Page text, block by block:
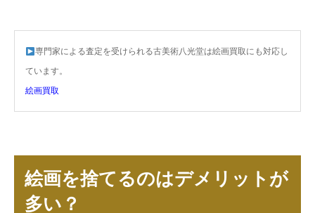
専門家による査定を受けられる古美術八光堂は絵画買取にも対応し
ています。
絵画買取
絵画を捨てるのはデメリットが
多い？